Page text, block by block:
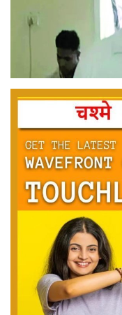
सेहत
करियर
राशिफल
खेल
बिजनेस
वीडियो